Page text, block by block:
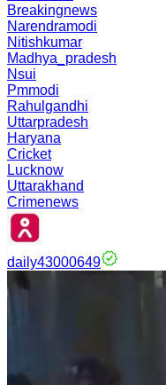
Breakingnews
Narendramodi
Nitishkumar
Madhya_pradesh
Nsui
Pmmodi
Rahulgandhi
Uttarpradesh
Haryana
Cricket
Lucknow
Uttarakhand
Crimenews
daily43000649